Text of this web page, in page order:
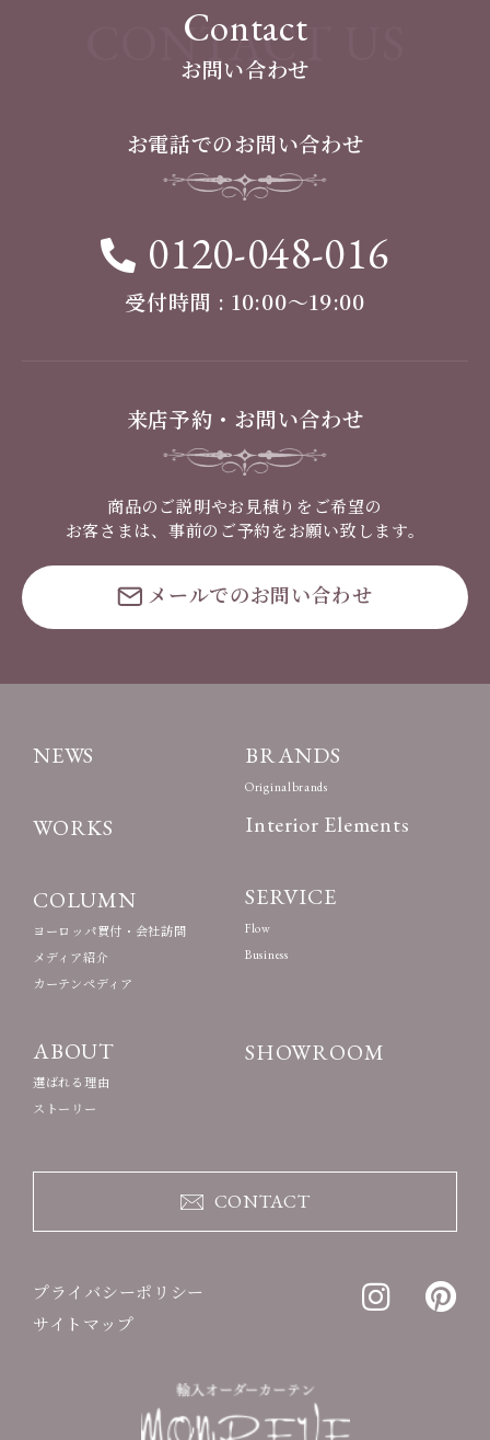
Contact
お問い合わせ
CONTACT US
お電話でのお問い合わせ
0120-048-016
受付時間 : 10:00〜19:00
来店予約・お問い合わせ
商品のご説明やお見積りをご希望の
お客さまは、事前のご予約をお願い致します。
メールでのお問い合わせ
NEWS
WORKS
COLUMN
ヨーロッパ買付・会社訪問
メディア紹介
カーテンペディア
ABOUT
選ばれる理由
ストーリー
BRANDS
Originalbrands
Interior Elements
SERVICE
Flow
Business
SHOWROOM
CONTACT
プライバシーポリシー
サイトマップ